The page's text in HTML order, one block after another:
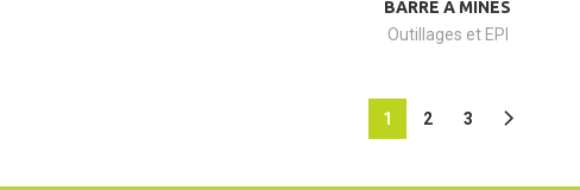
BARRE A MINES
Outillages et EPI
1 2 3